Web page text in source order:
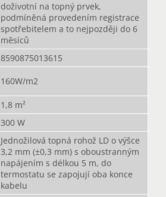
doživotní na topný prvek,
podmíněná provedením registrace
spotřebitelem a to nejpozději do 6
měsíců
8590875013615
160W/m2
1,8 m²
300 W
Jednožilová topná rohož LD o výšce
3,2 mm (±0,3 mm) s oboustranným
napájením s délkou 5 m, do
termostatu se zapojují oba konce
kabelu